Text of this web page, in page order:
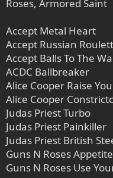
Roses, Armored Saint
Accept Metal Heart
Accept Russian
Accept Balls To The
ACDC Ballbreaker
Alice Cooper Raise
Alice Cooper
Judas Priest Turbo
Judas Priest Painkiller
Judas Priest British
Guns N Roses
Guns N Roses Use